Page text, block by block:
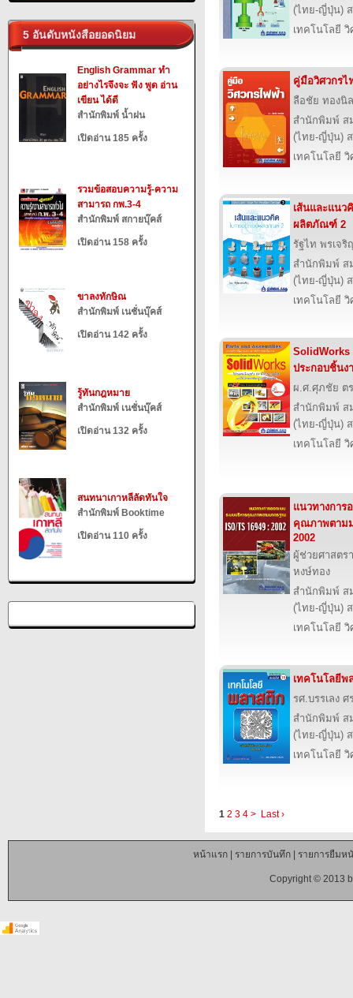
5 อันดับหนังสือยอดนิยม
English Grammar ทำ
อย่างไรจึงจะ ฟัง พูด อ่าน
เขียน ได้ดี
สำนักพิมพ์ น้ำฝน
เปิดอ่าน 185 ครั้ง
รวมข้อสอบความรู้-ความ
สามารถ กพ.3-4
สำนักพิมพ์ สกายบุ๊คส์
เปิดอ่าน 158 ครั้ง
ขาลงทักษิณ
สำนักพิมพ์ เนชั่นบุ๊คส์
เปิดอ่าน 142 ครั้ง
รู้ทันกฎหมาย
สำนักพิมพ์ เนชั่นบุ๊คส์
เปิดอ่าน 132 ครั้ง
สนทนาเกาหลีลัดทันใจ
สำนักพิมพ์ Booktime
เปิดอ่าน 110 ครั้ง
(ไทย-ญี่ปุ่น)
เทคโนโลยี
คู่มือวิศวกรไ
ลือชัย ทองนิล
สำนักพิมพ์ ส
(ไทย-ญี่ปุ่น)
เทคโนโลยี
เส้นและแนว
ผลิตภัณฑ์ 2
รัฐไท พรเจริ
สำนักพิมพ์ ส
(ไทย-ญี่ปุ่น)
เทคโนโลยี
SolidWorks
ประกอบชิ้นง
ผ.ศ.ศุภชัย ต
สำนักพิมพ์ ส
(ไทย-ญี่ปุ่น)
เทคโนโลยี
แนวทางการ
คุณภาพตามม
2002
ผู้ช่วยศาสตร
หงษ์ทอง
สำนักพิมพ์ ส
(ไทย-ญี่ปุ่น)
เทคโนโลยี
เทคโนโลยีพ
รศ.บรรเลง ศ
สำนักพิมพ์ ส
(ไทย-ญี่ปุ่น)
เทคโนโลยี
1 2 3 4 > Last ›
หน้าแรก| รายการบันทึก| รายการยืมห
Copyright © 2013